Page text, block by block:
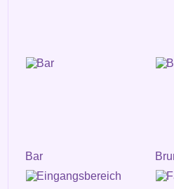
Bar